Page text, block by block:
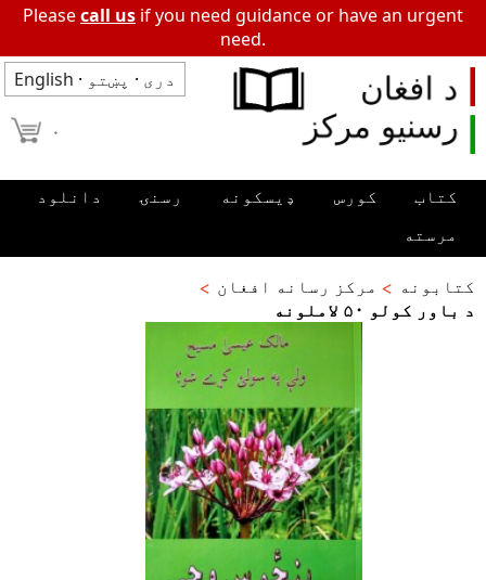
Pleasecall us if you need guidance or have an urgent
need.
English · دری · پښتو
۰
کتاب کورس ډیسکونه رسنۍ
دانلود
مرسته
مرکز رسانه افغان
کتابونه
د باور کولو ۵۰ لاملونه